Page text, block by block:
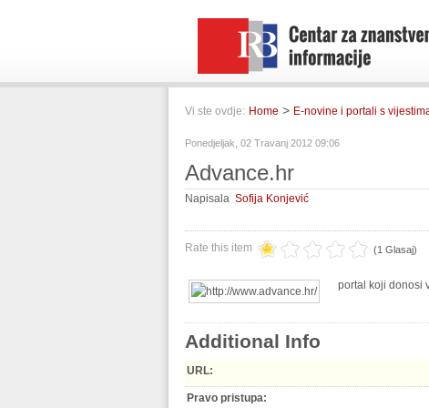
Vi ste ovdje: Home > E-novine i portali s
Ponedjeljak, 02 Travanj 2012 09:06
Advance.hr
Napisala Sofija Konjević
Rate this item (1 Glasaj)
portal koji donosi
Additional Info
URL:
Pravo pristupa: